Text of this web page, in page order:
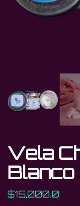
Vela
Blanco
$15,000.0